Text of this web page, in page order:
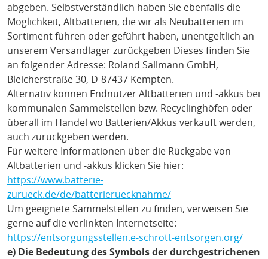
abgeben. Selbstverständlich haben Sie ebenfalls die
Möglichkeit, Altbatterien, die wir als Neubatterien im
Sortiment führen oder geführt haben, unentgeltlich an
unserem Versandlager zurückgeben Dieses finden Sie
an folgender Adresse: Roland Sallmann GmbH,
Bleicherstraße 30, D-87437 Kempten.
Alternativ können Endnutzer Altbatterien und -akkus bei
kommunalen Sammelstellen bzw. Recyclinghöfen oder
überall im Handel wo Batterien/Akkus verkauft werden,
auch zurückgeben werden.
Für weitere Informationen über die Rückgabe von
Altbatterien und -akkus klicken Sie hier:
https://www.batterie-
zurueck.de/de/batterieruecknahme/
Um geeignete Sammelstellen zu finden, verweisen Sie
gerne auf die verlinkten Internetseite:
https://entsorgungsstellen.e-schrott-entsorgen.org/
e) Die Bedeutung des Symbols der durchgestrichenen